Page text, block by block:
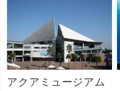
アクアミュージアム